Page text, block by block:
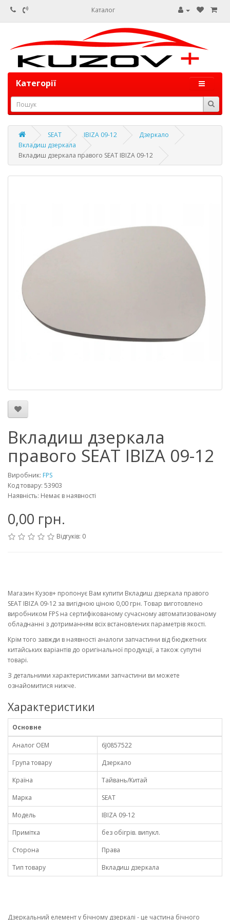
Каталог
Категорії
SEAT IBIZA 09-12
Дзеркало
Вкладиш дзеркала
Вкладиш дзеркала правого SEAT IBIZA 09-12
Вкладиш дзеркала
правого SEAT IBIZA 09-12
Виробник: FPS
Код товару: 53903
Наявність: Немає в наявності
0,00 грн.
Відгуків: 0
Магазин Кузов+ пропонує Вам купити Вкладиш дзеркала правого
SEAT IBIZA 09-12 за вигідною ціною 0,00 грн. Товар виготовлено
виробником FPS на сертифікованому сучасному автоматизованому
обладнанні з дотриманням всіх встановлених параметрів якості.
Крім того завжди в наявності аналоги запчастини від бюджетних
китайських варіантів до оригінальної продукції, а також супутні
товарі.
З детальними характеристиками запчастини ви можете
ознайомитися нижче.
Характеристики
Основне
Аналог OEM
6J0857522
Група товару
Дзеркало
Країна
Тайвань/Китай
Марка
SEAT
Модель
IBIZA 09-12
Примітка
без обігрів. випукл.
Сторона
Права
Тип товару
Вкладиш дзеркала
Дзеркальний елемент у бічному дзеркалі - це частина бічного